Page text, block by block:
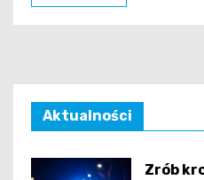
Aktualności
Zrób